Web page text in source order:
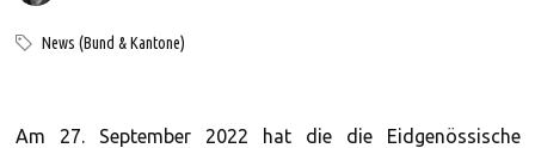
News (Bund & Kantone)
Am 27. September 2022 hat die die Eidgenössische